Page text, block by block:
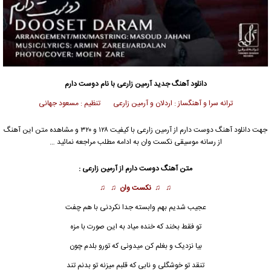
دانلود آهنگ جدیدآرمین زارعی با نام دوست دارم
ترانه سرا و آهنگساز : اردلان و آرمین زارعی تنظیم : مسعود جهانی
جهت دانلود آهنگ دوست دارم ازآرمین زارعی
با کیفیت ۱۲۸ و ۳۲۰ و مشاهده متن این آهنگ
از رسانه موسیقی نکست وان به ادامه مطلب مراجعه نمائید …
متن آهنگدوست دارمازآرمین زارعی :
♫ ♫ نکست وان ♫ ♫
عجیب شدیم بهم وابسته جدا نکردنی با هم چفت
تو فقط بخند که خنده میاد به این صورت با مزه
بیا نزدیک و بغلم کن میدونی که تورو بلدم چون
تنقد تو خوشگلی و نابی که قلبم میزنه تو بدنم تند